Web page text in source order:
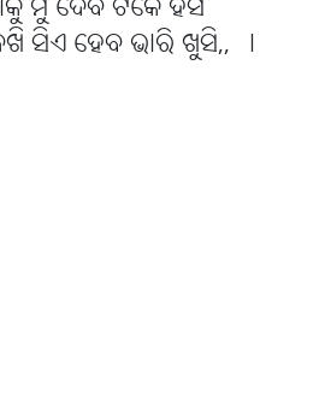
ମୁଁ ଦେବି ଟିକେ ହସି
ସିଏ ହେବ ଭାରି ଖୁସି,, ।